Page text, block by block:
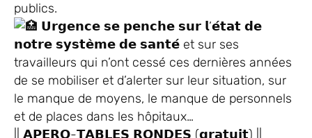
publics.
𝗨𝗿𝗴𝗲𝗻𝗰𝗲 𝘀𝗲 𝗽𝗲𝗻𝗰𝗵𝗲 𝘀𝘂𝗿 𝗹’𝗲́𝘁𝗮𝘁 𝗱𝗲
𝗻𝗼𝘁𝗿𝗲 𝘀𝘆𝘀𝘁𝗲̀𝗺𝗲 𝗱𝗲 𝘀𝗮𝗻𝘁𝗲́ et sur ses
travailleurs qui n’ont cessé ces dernières années
de se mobiliser et d’alerter sur leur situation, sur
le manque de moyens, le manque de personnels
et de places dans les hôpitaux…
|| 𝗔𝗣𝗘𝗥𝗢-𝗧𝗔𝗕𝗟𝗘𝗦 𝗥𝗢𝗡𝗗𝗘𝗦 (𝗴𝗿𝗮𝘁𝘂𝗶𝘁) ||